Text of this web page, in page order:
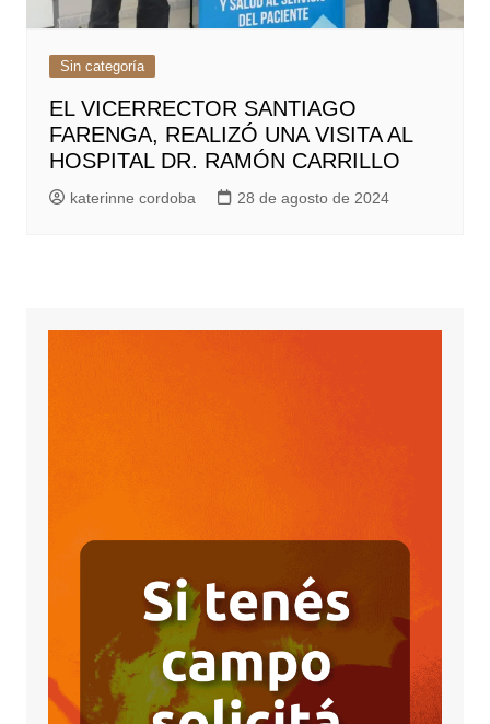
Sin categoría
EL VICERRECTOR SANTIAGO
FARENGA, REALIZÓ UNA VISITA AL
HOSPITAL DR. RAMÓN CARRILLO
katerinne cordoba 28 de agosto de 2024